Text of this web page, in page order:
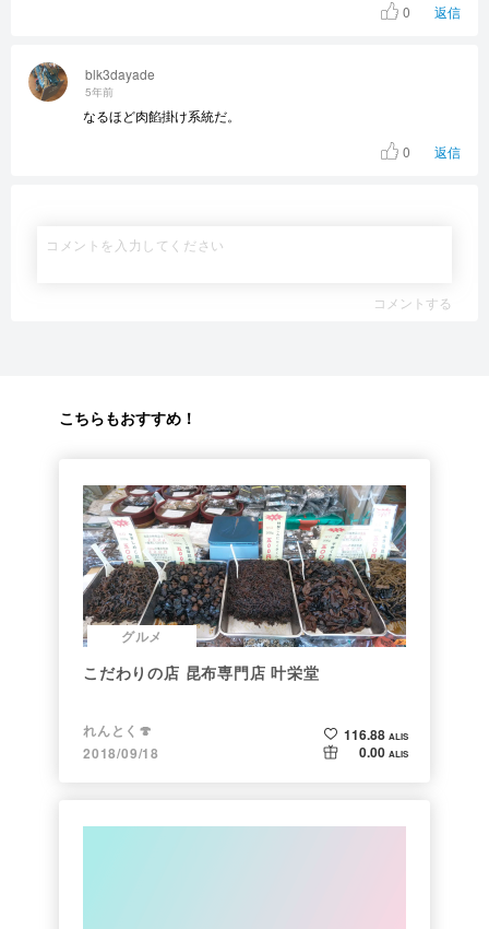
blk3dayade
5年前
なるほど肉餡掛け系統だ。
0
返信
0
返信
コメントする
こちらもおすすめ！
グルメ
こだわりの店 昆布専門店 叶栄堂
れんとく🍄
2018/09/18
116.88 ALIS
0.00 ALIS